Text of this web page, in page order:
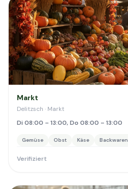
Markt
Delitzsch · Markt
Di 08:00 – 13:00, Do 08:00 – 13:00
Gemüse Obst Käse Backwaren
Verifiziert